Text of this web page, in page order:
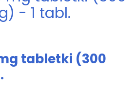
- 1 tabl.
tabletki (300